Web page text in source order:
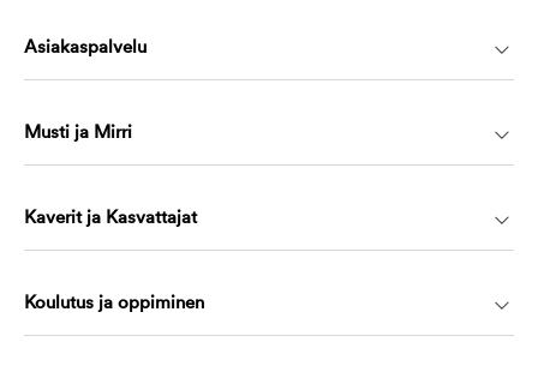
Asiakaspalvelu
Musti ja Mirri
Kaverit ja Kasvattajat
Koulutus ja oppiminen